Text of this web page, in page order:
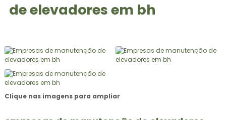
de elevadores em bh
Clique nas imagens para ampliar